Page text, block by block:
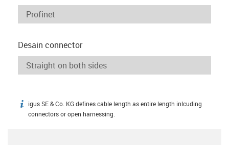
Desain connector
igus-icon-info
igus SE & Co. KG defines cable length as entire length inlcuding
connectors or open harnessing.